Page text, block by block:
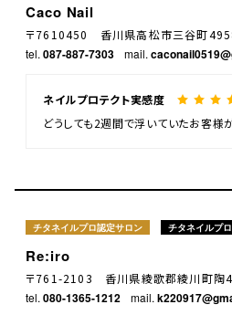
Caco Nail
〒7610450 香川県高松市三谷町
tel. 087-887-7303 mail.
ネイルプロテクト実感度
どうしても2週間で浮いていたお客様が
チタネイルプロ認定サロン チタネイルプ
Re:iro
〒761-2103 香川県綾歌郡綾川町陶
tel. 080-1365-1212 mail.